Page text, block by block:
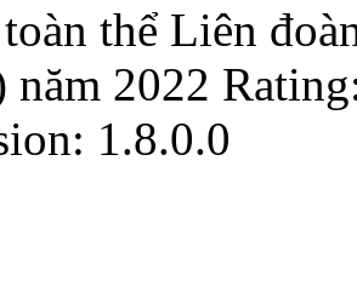
thể Liên
2022
1.8.0.0